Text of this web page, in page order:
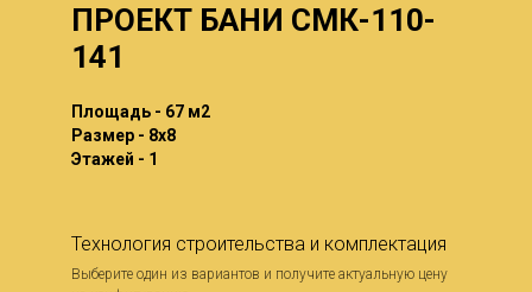
ПРОЕКТ БАНИ СМК-110-
141
Площадь - 67 м2
Размер - 8x8
Этажей - 1
Технология строительства и комплектация
Выберите один из вариантов и получите актуальную цену